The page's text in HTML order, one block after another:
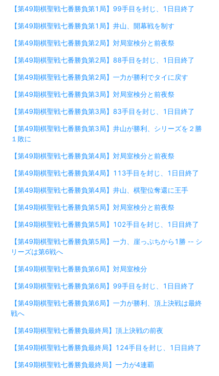
【第49期棋聖戦七番勝負第1局】99手目を封じ、1日目終了
【第49期棋聖戦七番勝負第1局】井山、開幕戦を制す
【第49期棋聖戦七番勝負第2局】対局室検分と前夜祭
【第49期棋聖戦七番勝負第2局】88手目を封じ、1日目終了
【第49期棋聖戦七番勝負第2局】一力が勝利でタイに戻す
【第49期棋聖戦七番勝負第3局】対局室検分と前夜祭
【第49期棋聖戦七番勝負第3局】83手目を封じ、1日目終了
【第49期棋聖戦七番勝負第3局】井山が勝利、シリーズを２勝
１敗に
【第49期棋聖戦七番勝負第4局】対局室検分と前夜祭
【第49期棋聖戦七番勝負第4局】113手目を封じ、1日目終了
【第49期棋聖戦七番勝負第4局】井山、棋聖位奪還に王手
【第49期棋聖戦七番勝負第5局】対局室検分と前夜祭
【第49期棋聖戦七番勝負第5局】102手目を封じ、1日目終了
【第49期棋聖戦七番勝負第5局】一力、崖っぷちから1勝 -- シ
リーズは第6戦へ
【第49期棋聖戦七番勝負第6局】対局室検分
【第49期棋聖戦七番勝負第6局】99手目を封じ、1日目終了
【第49期棋聖戦七番勝負第6局】一力が勝利、頂上決戦は最終
戦へ
【第49期棋聖戦七番勝負最終局】頂上決戦の前夜
【第49期棋聖戦七番勝負最終局】124手目を封じ、1日目終了
【第49期棋聖戦七番勝負最終局】一力が4連覇